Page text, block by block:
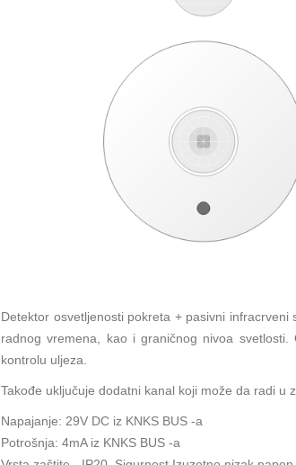
Detektor osvetljenosti pokreta + pasivni
radnog vremena, kao i graničnog nivoa
kontrolu uljeza.
Takođe uključuje dodatni kanal koji može da radi u
Napajanje: 29V DC iz KNKS BUS -a
Potrošnja: 4mA iz KNKS BUS -a